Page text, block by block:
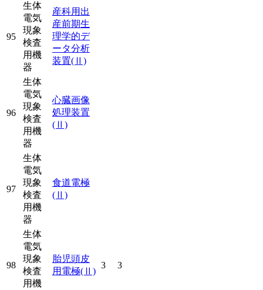
95
生体
電気
現象
検査
用機
器
産科用出
産前期生
理学的デ
ータ分析
装置(Ⅱ)
96
生体
電気
現象
検査
用機
器
心臓画像
処理装置
(Ⅱ)
97
生体
電気
現象
検査
用機
器
食道電極
(Ⅱ)
98
生体
電気
現象
検査
用機
胎児頭皮
用電極(Ⅱ)
3 3